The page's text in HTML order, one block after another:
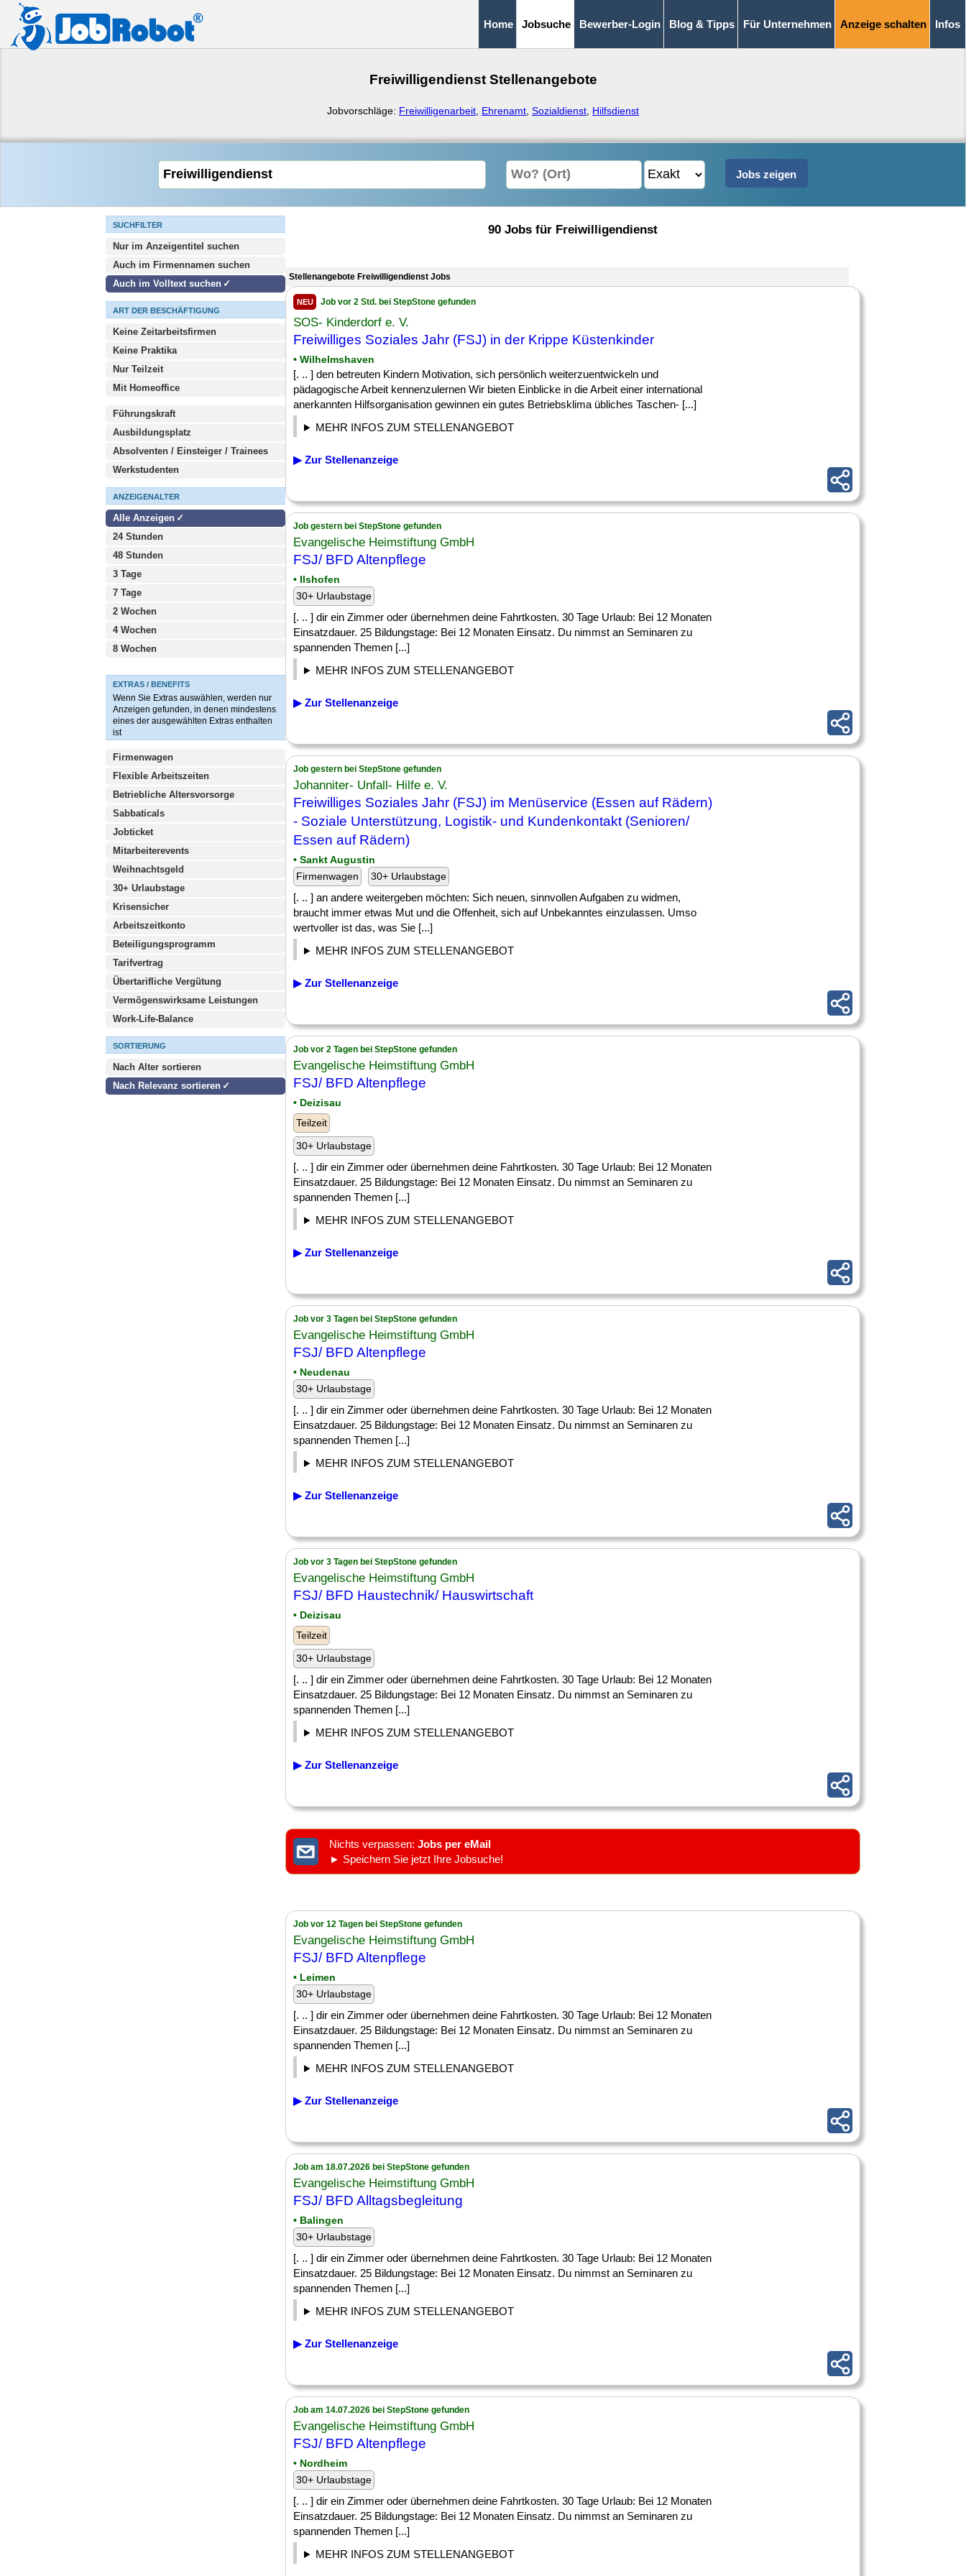
Home Jobsuche Bewerber-Login Blog & Tipps Für Unternehmen Anzeige schalten Infos
Freiwilligendienst Stellenangebote
Jobvorschläge: Freiwilligenarbeit Ehrenamt Sozialdienst Hilfsdienst
SUCHFILTER
Nur im Anzeigentitel suchen
Auch im Firmennamen suchen
Auch im Volltext suchen
ART DER BESCHÄFTIGUNG
Keine Zeitarbeitsfirmen
Keine Praktika
Nur Teilzeit
Mit Homeoffice
Führungskraft
Ausbildungsplatz
Absolventen / Einsteiger / Trainees
Werkstudenten
ANZEIGENALTER
Alle Anzeigen
24 Stunden
48 Stunden
3 Tage
7 Tage
2 Wochen
4 Wochen
8 Wochen
EXTRAS / BENEFITS
Wenn Sie Extras auswählen, werden nur
Anzeigen gefunden, in denen mindestens
eines der ausgewählten Extras enthalten
ist
Firmenwagen
Flexible Arbeitszeiten
Betriebliche Altersvorsorge
Sabbaticals
Jobticket
Mitarbeiterevents
Weihnachtsgeld
30+ Urlaubstage
Krisensicher
Arbeitszeitkonto
Beteiligungsprogramm
Tarifvertrag
Übertarifliche Vergütung
Vermögenswirksame Leistungen
Work-Life-Balance
SORTIERUNG
Nach Alter sortieren
Nach Relevanz sortieren
90 Jobs für Freiwilligendienst
Stellenangebote Freiwilligendienst Jobs
NEU Job vor 2 Std. bei StepStone gefunden
SOS- Kinderdorf e. V.
Freiwilliges Soziales Jahr (FSJ) in der Krippe Küstenkinder
• Wilhelmshaven
[. .. ] den betreuten Kindern Motivation, sich persönlich weiterzuentwickeln und
pädagogische Arbeit kennenzulernen Wir bieten Einblicke in die Arbeit einer international
anerkannten Hilfsorganisation gewinnen ein gutes Betriebsklima übliches Taschen- [...]
MEHR INFOS ZUM STELLENANGEBOT
▶ Zur Stellenanzeige
Job gestern bei StepStone gefunden
Evangelische Heimstiftung GmbH
FSJ/ BFD Altenpflege
• Ilshofen
30+ Urlaubstage
[. .. ] dir ein Zimmer oder übernehmen deine Fahrtkosten. 30 Tage Urlaub: Bei 12 Monaten
Einsatzdauer. 25 Bildungstage: Bei 12 Monaten Einsatz. Du nimmst an Seminaren zu
spannenden Themen [...]
MEHR INFOS ZUM STELLENANGEBOT
▶ Zur Stellenanzeige
Job gestern bei StepStone gefunden
Johanniter- Unfall- Hilfe e. V.
Freiwilliges Soziales Jahr (FSJ) im Menüservice (Essen auf Rädern)
- Soziale Unterstützung, Logistik- und Kundenkontakt (Senioren/
Essen auf Rädern)
• Sankt Augustin
Firmenwagen
30+ Urlaubstage
[. .. ] an andere weitergeben möchten: Sich neuen, sinnvollen Aufgaben zu widmen,
braucht immer etwas Mut und die Offenheit, sich auf Unbekanntes einzulassen. Umso
wertvoller ist das, was Sie [...]
MEHR INFOS ZUM STELLENANGEBOT
▶ Zur Stellenanzeige
Job vor 2 Tagen bei StepStone gefunden
Evangelische Heimstiftung GmbH
FSJ/ BFD Altenpflege
• Deizisau
Teilzeit
30+ Urlaubstage
[. .. ] dir ein Zimmer oder übernehmen deine Fahrtkosten. 30 Tage Urlaub: Bei 12 Monaten
Einsatzdauer. 25 Bildungstage: Bei 12 Monaten Einsatz. Du nimmst an Seminaren zu
spannenden Themen [...]
MEHR INFOS ZUM STELLENANGEBOT
▶ Zur Stellenanzeige
Job vor 3 Tagen bei StepStone gefunden
Evangelische Heimstiftung GmbH
FSJ/ BFD Altenpflege
• Neudenau
30+ Urlaubstage
[. .. ] dir ein Zimmer oder übernehmen deine Fahrtkosten. 30 Tage Urlaub: Bei 12 Monaten
Einsatzdauer. 25 Bildungstage: Bei 12 Monaten Einsatz. Du nimmst an Seminaren zu
spannenden Themen [...]
MEHR INFOS ZUM STELLENANGEBOT
▶ Zur Stellenanzeige
Job vor 3 Tagen bei StepStone gefunden
Evangelische Heimstiftung GmbH
FSJ/ BFD Haustechnik/ Hauswirtschaft
• Deizisau
Teilzeit
30+ Urlaubstage
[. .. ] dir ein Zimmer oder übernehmen deine Fahrtkosten. 30 Tage Urlaub: Bei 12 Monaten
Einsatzdauer. 25 Bildungstage: Bei 12 Monaten Einsatz. Du nimmst an Seminaren zu
spannenden Themen [...]
MEHR INFOS ZUM STELLENANGEBOT
▶ Zur Stellenanzeige
Nichts verpassen: Jobs per eMail
► Speichern Sie jetzt Ihre Jobsuche!
Job vor 12 Tagen bei StepStone gefunden
Evangelische Heimstiftung GmbH
FSJ/ BFD Altenpflege
• Leimen
30+ Urlaubstage
[. .. ] dir ein Zimmer oder übernehmen deine Fahrtkosten. 30 Tage Urlaub: Bei 12 Monaten
Einsatzdauer. 25 Bildungstage: Bei 12 Monaten Einsatz. Du nimmst an Seminaren zu
spannenden Themen [...]
MEHR INFOS ZUM STELLENANGEBOT
▶ Zur Stellenanzeige
Job am 18.07.2026 bei StepStone gefunden
Evangelische Heimstiftung GmbH
FSJ/ BFD Alltagsbegleitung
• Balingen
30+ Urlaubstage
[. .. ] dir ein Zimmer oder übernehmen deine Fahrtkosten. 30 Tage Urlaub: Bei 12 Monaten
Einsatzdauer. 25 Bildungstage: Bei 12 Monaten Einsatz. Du nimmst an Seminaren zu
spannenden Themen [...]
MEHR INFOS ZUM STELLENANGEBOT
▶ Zur Stellenanzeige
Job am 14.07.2026 bei StepStone gefunden
Evangelische Heimstiftung GmbH
FSJ/ BFD Altenpflege
• Nordheim
30+ Urlaubstage
[. .. ] dir ein Zimmer oder übernehmen deine Fahrtkosten. 30 Tage Urlaub: Bei 12 Monaten
Einsatzdauer. 25 Bildungstage: Bei 12 Monaten Einsatz. Du nimmst an Seminaren zu
spannenden Themen [...]
MEHR INFOS ZUM STELLENANGEBOT